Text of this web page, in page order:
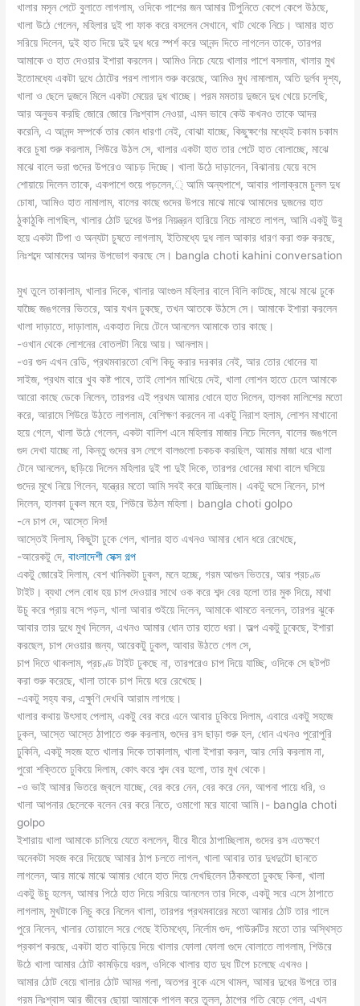
খালার মসৃন পেটে বুলাতে লাগলাম, ওদিকে পাশের জন আমার টিপুনিতে কেপে কেপে উঠছে,
খালা উঠে গেলেন, মহিলার দুই পা ফাক করে বসলেন সেখানে, খাট থেকে নিচে। আমার হাত
সরিয়ে দিলেন, দুই হাত দিয়ে দুই দুধ ধরে স্পর্শ করে আনন্দ দিতে লাগলেন তাকে, তারপর
আমাকে ও হাত দেওয়ার ইশারা করলেন। আমিও নিচে যেয়ে খালার পাশে বসলাম, খালার মুখ
ইতোমধ্যে একটা দুধে ঠোটের পরশ লাগান শুরু করেছে, আমিও মুখ নামালাম, অতি দুর্লব দৃশ্য,
খালা ও ছেলে দুজনে মিলে একটা মেয়ের দুধ খাচ্ছে। পরম মমতায় দুজনে দুধ খেয়ে চলেছি,
আর অনুভব করছি জোরে জোরে নিঃশ্বাস নেওয়া, এমন ভাবে কেউ কখনও তাকে আদর
করেনি, এ আনন্দ সম্পর্কে তার কোন ধারণা নেই, বোঝা যাচ্ছে, কিছুক্ষণের মধ্যেই চকাম চকাম
করে চুষা শুরু করলাম, শিউরে উঠল সে, খালার একটা হাত তার পেটে হাত বোলাচ্ছে, মাঝে
মাঝে বালে ভরা গুদের উপরেও আচড় দিচ্ছে। খালা উঠে দাড়ালেন, বিঝানায় যেয়ে বসে
শোয়ায়ে দিলেন তাকে, একপাশে শুয়ে পড়লেন,্ আমি অন্যপাশে, আবার পালাক্রমে চুলল দুধ
চোষা, আমিও হাত নামালাম, বালের কাছে গুদের উপরে মাঝে মাঝে আমাদের দুজনের হাত
ঠুকাঠুকি লাগছিল, খালার ঠোট দুধের উপর নিয়ন্ত্রন হারিয়ে নিচে নামতে লাগল, আমি একটু উবু
হয়ে একটা টিপা ও অন্যটা চুষতে লাগলাম, ইতিমধ্যে দুধ লাল আকার ধারণ করা শুরু করছে,
নিঃশব্দে আমাদের আদর উপভোগ করছে সে। bangla choti kahini conversation
মুখ তুলে তাকালাম, খালার দিকে, খালার আংগুল মহিলার বালে বিলি কাটছে, মাঝে মাঝে ঢুকে
যাচ্ছৈ জঙগলের ভিতরে, আর যখন ঢুকছে, তখন আতকে উঠসে সে। আমাকে ইশারা করলেন
খালা দাড়াতে, দাড়ালাম, একহাত দিয়ে টেনে আনলেন আমাকে তার কাছে।
-ওখান থেকে লোশনের বোতলটা নিয়ে আয়। আনলাম।
-ওর গুদ এখন রেডি, প্রথমবারতো বেশি কিচু করার দরকার নেই, আর তোর ধোনের যা
সাইজ, প্রথম বারে খুব কষ্ট পাবে, তাই লোশন মাখিয়ে দেই, খালা লোশন হাতে ঢেলে আমাকে
আরো কাছে ডেকে নিলেন, তারপর এই প্রথম আমার ধোনে হাত দিলেন, হালকা মালিশের মতো
করে, আরামে শিউরে উঠতে লাগলাম, বেশিক্ষণ করলেন না একটু নিরাশ হলাম, লোশন মাখানো
হয়ে গেলে, খালা উঠে গেলেন, একটা বালিশ এনে মহিলার মাজার নিচে দিলেন, বালের জঙগলে
গুদ দেখা যাচ্ছে না, কিন্তু গুদের রস লেগে বালগুলো চকচক করছিল, আমার মাজা ধরে খালা
টেনে আনলেন, ছড়িয়ে দিলেন মহিলার দুই পা দুই দিকে, তারপর ধোনের মাথা বালে ঘসিয়ে
গুদের মুখে নিয়ে গিলেন, যন্ত্রের মতো আমি সবই করে যাচ্ছিলাম। একটু ঘসে নিলেন, চাপ
দিলেন, হালকা ঢুকল মনে হয়, শিউরে উঠল মহিলা। bangla choti golpo
-নে চাপ দে, আস্তে দিস!
আস্তেই দিলাম, কিছুটা ঢুকে গেল, খালার হাত এখনও আমার ধোন ধরে রেখেছে,
-আরেকটু দে,বাংলাদেশী সেক্স গল্প
একটু জোরেই দিলাম, বেশ খানিকটা ঢুকল, মনে হচ্ছে, গরম আগুন ভিতরে, আর প্রচণ্ড
টাইট। ব্যথা পেল বোধ হয় চাপ দেওয়ার সাথে ওক করে শব্দ বের হলো তার মুক দিয়ে, মাথা
উচু করে প্রায় বসে পড়ল, খালা আবার শুইয়ে দিলেন, আমাকে থামতে বললেন, তারপর ঝুকে
আবার তার দুধে মুখ দিলেন, এখনও আমার ধোন তার হাতে ধরা। অল্প একটু ঢুকেছে, ইশারা
করছেল, চাপ দেওয়ার জন্য, আরেকটু ঢুকল, আবার উঠতে গেল সে,
চাপ দিতে থাকলাম, প্রচণ্ড টাইট ঢুকছে না, তারপরেও চাপ দিয়ে যাচ্ছি, ওদিকে সে ছটপট
করা শুরু করেছে, খালা তাকে চাপ দিয়ে ধরে রেখেছে।
-একটু সহ্য কর, এক্ষুণি দেখবি আরাম লাগছে।
খালার কথায় উৎসাহ পেলাম, একটু বের করে এনে আবার ঢুকিয়ে দিলাম, এবারে একটু সহজে
ঢুকল, আস্তে আস্তে ঠাপাতে শুরু করলাম, গুদের রস ছাড়া শুরু হল, ধোন এখনও পুরোপুরি
ঢুকিনি, একটু সহজ হতে খালার দিকে তাকালাম, খালা ইশারা করল, আর দেরি করলাম না,
পুরো শক্তিতে ঢুকিয়ে দিলাম, কোৎ করে শব্দ বের হলো, তার মুখ থেকে।
-ও ভাই আমার ভিতরে জ্বলে যাচ্ছে, বের করে নেন, বের করে নেন, আপনা পায়ে ধরি, ও
খালা আপনার ছেলেকে বলেন বের করে নিতে, ওমাগো মরে যাবো আমি।- bangla choti
golpo
ইশারায় খালা আমাকে চালিয়ে যেতে বললেন, ধীরে ধীরে ঠাপাচ্ছিলাম, গুদের রস এতক্ষণে
অনেকটা সহজ করে দিয়েছে আমার ঠাপ চলতে লাগল, খালা আবার তার দুধদুটো ছানতে
লাগলেন, আর মাঝে মাঝে আমার ধোনে হাত দিয়ে দেখছিলেন ঠিকমতো ঢুকছে কিনা, খালা
একটু উচু হলেন, আমার পিঠে হাত দিয়ে সরিয়ে আনলেন তার দিকে, একটু সরে এসে ঠাপাতে
লাগলাম, মুখটাকে নিচু করে নিলেন খালা, তারপর প্রথমবারের মতো আমার ঠোট তার গালে
পুরে নিলেন, খালার তোয়ালে সরে গেছে ইতিমধ্যে, নির্লোম গুদ, পাউরুটির মতো তার অস্থিস্ত
প্রকাশ করছে, একটা হাত বাড়িয়ে দিয়ে খালার ফোলা ফোলা গুদে বোলাতে লাগলাম, শিউরে
উঠে খালা আমার ঠোট কামড়িয়ে ধরল, ওদিকে খালার হাত দুধ টিপে চলেছে এখনও।
আমার ঠোট বেয়ে খালার ঠোট আমর গলা, অতপর বুকে এসে থামল, আমার দুধের উপরে তার
গরম নিঃশ্বাস আর জীবের ছোয়া আমাকে পাগল করে তুলল, ঠাপের গতি বেড়ে গেল, এখন